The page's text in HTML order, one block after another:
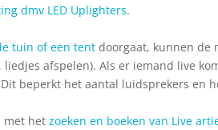
dmv LED Uplighters.
tuin of een tent doorgaat, kunnen de
afspelen). Als er iemand live
beperkt het aantal luidsprekers en
met hetzoeken en boeken van Live